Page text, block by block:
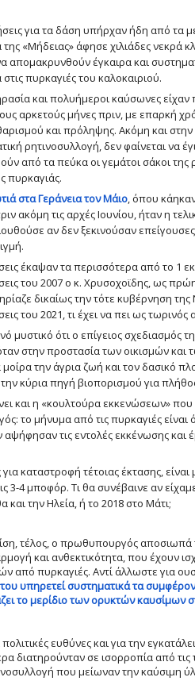
για τα δάση υπήρχαν ήδη από τα
της «Μήδειας» άφησε χιλιάδες νεκρά
απομακρυνθούν έγκαιρα και
πυρκαγιές του καλοκαιριού.
και πολυήμεροι καύσωνες
αρκετούς μήνες πριν, με επαρκή
και πρόληψης. Ακόμη και
ρητινοσυλλογή, δεν φαίνεται να
από τα πεύκα οι γεμάτοι σάκοι της
πυρκαγιάς.
στα Γεράνεια τον Μάιο, όπου
ακόμη τις αρχές Ιουνίου, ήταν η
αν δεν ξεκινούσαν
έκαψαν τα περισσότερα από το 1
του 2007 ο κ. Χρυσοχοϊδης, ως
δικαίως την τότε κυβέρνηση της
του 2021, τι έχει να πει ως τωρινός
μυστικό ότι ο επίγειος σχεδιασμός
στην προστασία των οικισμών και
μοίρα την άγρια ζωή και τον δασικό
κύρια πηγή βιοπορισμού για
και η «κουλτούρα εκκενώσεων» που
το μήνυμα από τις πυρκαγιές είναι
τις εντολές εκκένωσης και
καταστροφή τέτοιας έκτασης, είναι
3-4 μποφόρ. Τι θα συνέβαινε αν
και την Ηλεία, ή το 2018 στο Μάτι;
τέλος, ο πρωθυπουργός αποσιωπά
και ανθεκτικότητα, που έχουν
από πυρκαγιές. Αντί άλλωστε για
υπηρετεί συστηματικά τα
το μερίδιο των ορυκτών
πολιτικές ευθύνες και για την
διατηρούνταν σε ισορροπία από τις
που μείωναν την καύσιμη